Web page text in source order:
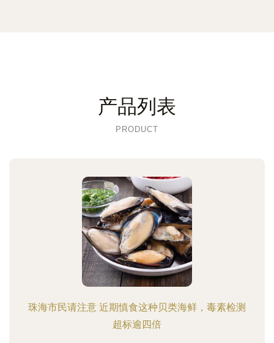
产品列表
PRODUCT
珠海市民请注意 近期慎食这种贝类海鲜，毒素检测
超标逾四倍